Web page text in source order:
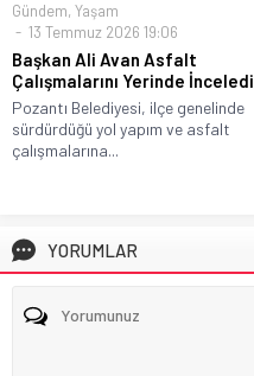
Gündem, Yaşam
13 Temmuz 2026 19:06
Başkan Ali Avan Asfalt
Çalışmalarını Yerinde İnceledi
Pozantı Belediyesi, ilçe genelinde
sürdürdüğü yol yapım ve asfalt
çalışmalarına...
YORUMLAR